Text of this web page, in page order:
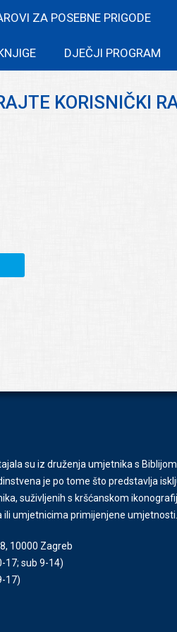
ZA POSEBNE PRIGODE
DJEČJI PROGRAM
KORISNIČKI
su iz druženja umjetnika s Biblijom
je po tome što predstavlja
suživljenih s kršćanskom
ili umjetnicima primijenjene umjetnosti.
10000 Zagreb
17; sub 9-14)
17)